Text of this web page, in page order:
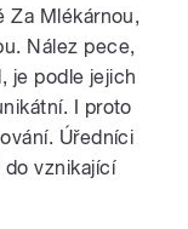
Za Mlékárnou,
Nález pece,
je podle jejich
I proto
Úředníci
vznikající